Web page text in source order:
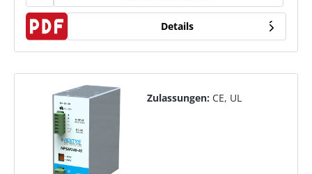
Details
Zulassungen: CE, UL